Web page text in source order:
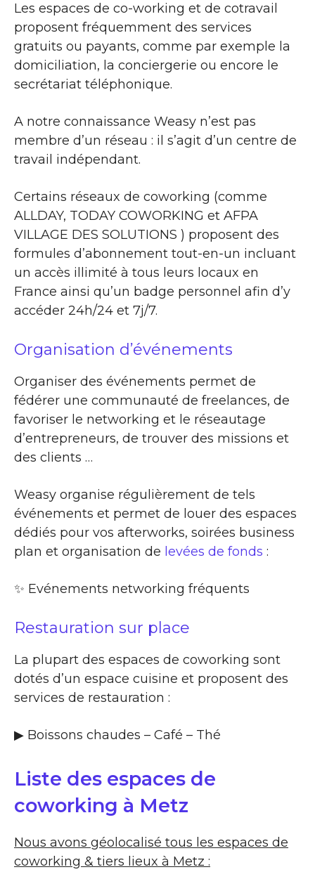
Les espaces de co-working et de cotravail
proposent fréquemment des services
gratuits ou payants, comme par exemple la
domiciliation, la conciergerie ou encore le
secrétariat téléphonique.
A notre connaissance Weasy n’est pas
membre d’un réseau : il s’agit d’un centre de
travail indépendant.
Certains réseaux de coworking (comme
ALLDAY, TODAY COWORKING et AFPA
VILLAGE DES SOLUTIONS ) proposent des
formules d’abonnement tout-en-un incluant
un accès illimité à tous leurs locaux en
France ainsi qu’un badge personnel afin d’y
accéder 24h/24 et 7j/7.
Organisation d’événements
Organiser des événements permet de
fédérer une communauté de freelances, de
favoriser le networking et le réseautage
d’entrepreneurs, de trouver des missions et
des clients …
Weasy organise régulièrement de tels
événements et permet de louer des espaces
dédiés pour vos afterworks, soirées business
plan et organisation de levées de fonds :
✨​ Evénements networking fréquents
Restauration sur place
La plupart des espaces de coworking sont
dotés d’un espace cuisine et proposent des
services de restauration :
▶​ Boissons chaudes – Café – Thé
Liste des espaces de
coworking à Metz
Nous avons géolocalisé tous les espaces de
coworking & tiers lieux à Metz :